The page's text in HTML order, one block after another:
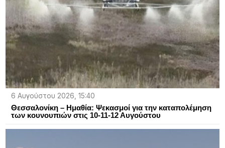
6 Αυγούστου 2026, 15:40
Θεσσαλονίκη – Ημαθία: Ψεκασμοί για την καταπολέμηση
των κουνουπιών στις 10-11-12 Αυγούστου